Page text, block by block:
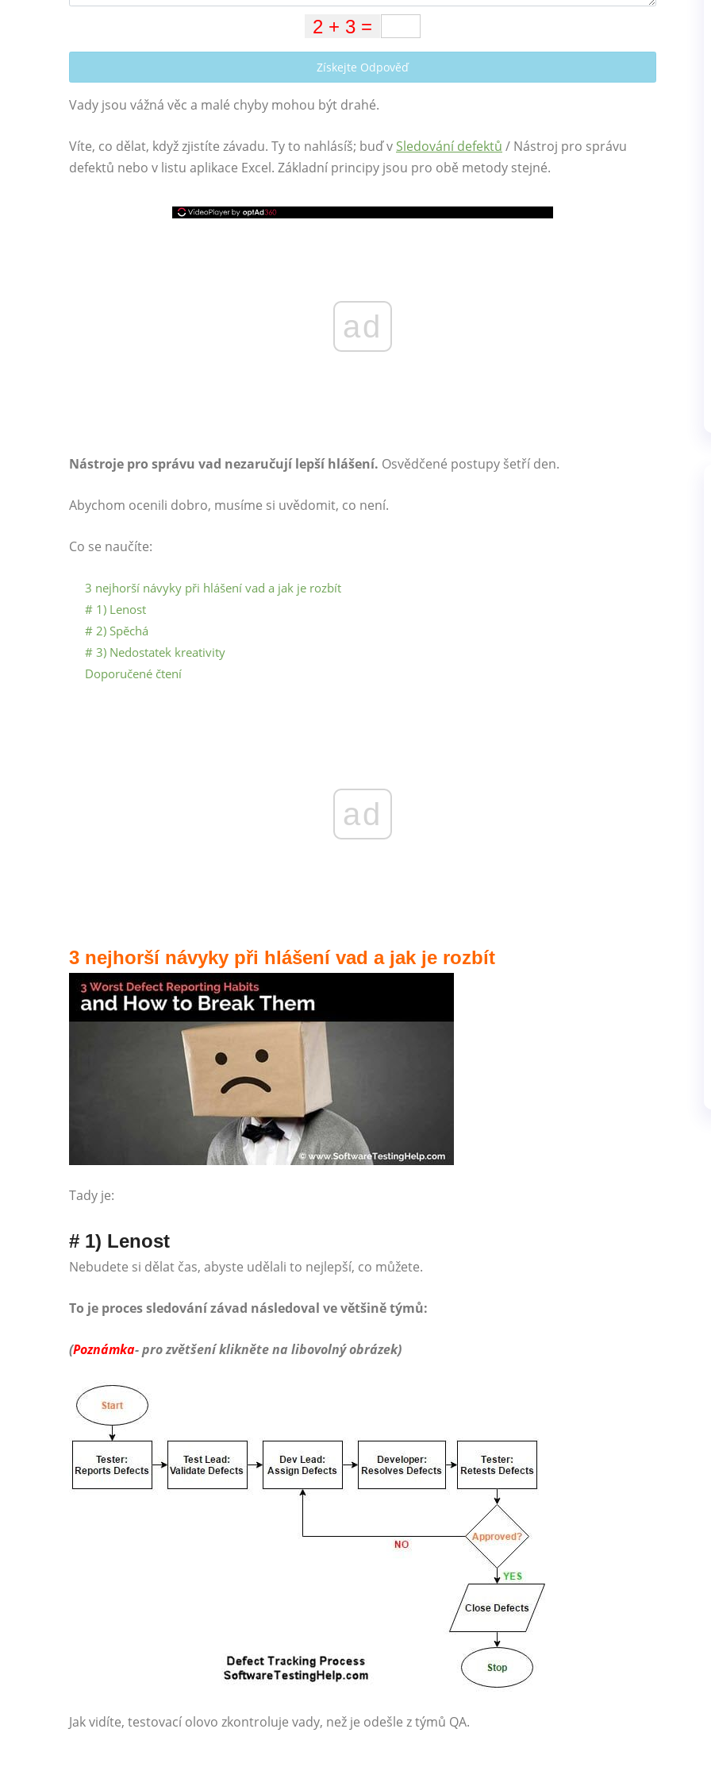
Získejte Odpověď
Vady jsou vážná věc a malé chyby mohou být drahé.
Víte, co dělat, když zjistíte závadu. Ty to nahlásíš; buď v Sledování defektů / Nástroj pro správu
defektů nebo v listu aplikace Excel. Základní principy jsou pro obě metody stejné.
ad
Nástroje pro správu vad nezaručují lepší hlášení. Osvědčené postupy šetří den.
Abychom ocenili dobro, musíme si uvědomit, co není.
Co se naučíte:
3 nejhorší návyky při hlášení vad a jak je rozbít
# 1) Lenost
# 2) Spěchá
# 3) Nedostatek kreativity
Doporučené čtení
ad
3 nejhorší návyky při hlášení vad a jak je rozbít
Tady je:
# 1) Lenost
Nebudete si dělat čas, abyste udělali to nejlepší, co můžete.
To je proces sledování závad následoval ve většině týmů:
(Poznámka- pro zvětšení klikněte na libovolný obrázek)
Jak vidíte, testovací olovo zkontroluje vady, než je odešle z týmů QA.